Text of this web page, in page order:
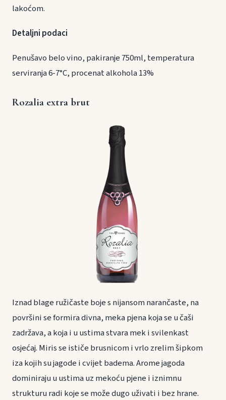
lakoćom.
Detaljni podaci
Penušavo belo vino, pakiranje 750ml, temperatura
serviranja 6-7°C, procenat alkohola 13%
Rozalia extra brut
Iznad blage ružičaste boje s nijansom narančaste, na
površini se formira divna, meka pjena koja se u čaši
zadržava, a koja i u ustima stvara mek i svilenkast
osjećaj. Miris se ističe brusnicom i vrlo zrelim šipkom
iza kojih su jagode i cvijet badema. Arome jagoda
dominiraju u ustima uz mekoću pjene i iznimnu
strukturu radi koje se može dugo uživati i bez hrane.